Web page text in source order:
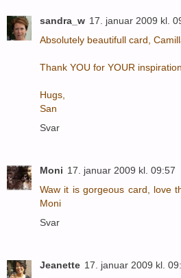
sandra_w 17. januar 2009 kl.
Absolutely beautifull card,
Thank YOU for YOUR
Hugs,
San
Svar
Moni 17. januar 2009 kl. 09:57
Waw it is gorgeous card, love
Moni
Svar
Jeanette 17. januar 2009 kl.